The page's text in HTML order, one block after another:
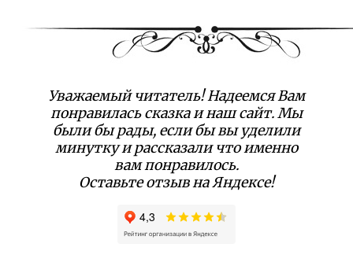
Уважаемый читатель! Надеемся Вам
понравилась сказка и наш сайт. Мы
были бы рады, если бы вы уделили
минутку и рассказали что именно
вам понравилось.
Оставьте отзыв на Яндексе!